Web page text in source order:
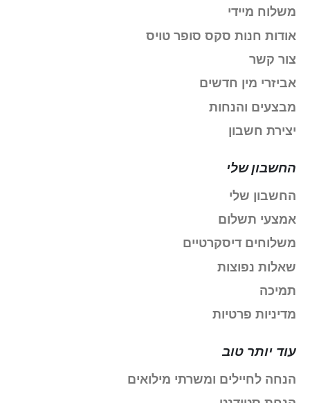
משלוח מיידי
אודות חנות סקס סופר טויס
צור קשר
אביזרי מין חדשים
מבצעים והנחות
יצירת חשבון
החשבון שלי
החשבון שלי
אמצעי תשלום
משלוחים דיסקרטיים
שאלות נפוצות
תמיכה
מדיניות פרטיות
עוד יותר טוב
הנחה לחיילים ומשרתי מילואים